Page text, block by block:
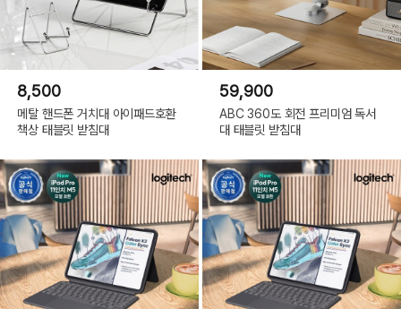
8,500
메탈 핸드폰 거치대 아이패드호환
책상 태블릿 받침대
59,900
ABC 360도 회전 프리미엄 독서
대 태블릿 받침대